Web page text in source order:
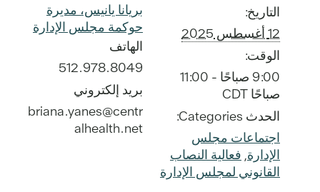
التاريخ:
12 أغسطس 2025
الوقت:
9:00 صباحًا - 11:00
صباحًا CDT
الحدث Categories:
اجتماعات مجلس
الإدارة, فعالية النصاب
القانوني لمجلس الإدارة
بريانا يانيس، مديرة
حوكمة مجلس الإدارة
الهاتف
512.978.8049
بريد إلكتروني
briana.yanes@centr
alhealth.net